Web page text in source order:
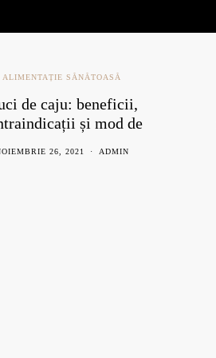
ALIMENTAȚIE SĂNĂTOASĂ
de caju: beneficii,
și mod de
26, 2021 ADMIN